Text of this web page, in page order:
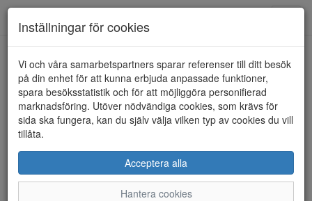
HEM ECCO
Inställningar för cookies
Vi och våra samarbetspartners sparar referenser till ditt besök
på din enhet för att kunna erbjuda anpassade funktioner,
spara besöksstatistik och för att möjliggöra personifierad
marknadsföring. Utöver nödvändiga cookies, som krävs för
sida ska fungera, kan du själv välja vilken typ av cookies du vill
tillåta.
Acceptera alla
Hantera cookies